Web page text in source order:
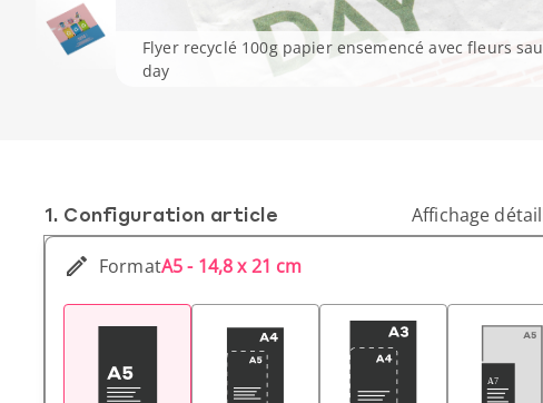
Flyer recyclé 100g papier ensemencé avec fleurs
day
1. Conf­iguration article Affichage
FormatA5 - 14,8 x 21 cm